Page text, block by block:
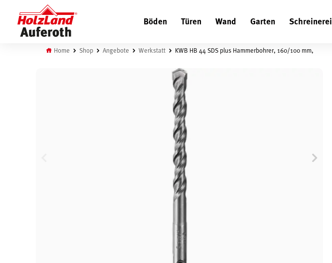
Böden Türen Wand Garten Schreinerei
Home Shop Angebote Werkstatt KWB HB 44 SDS plus Hammerbohrer, 160/100 mm,